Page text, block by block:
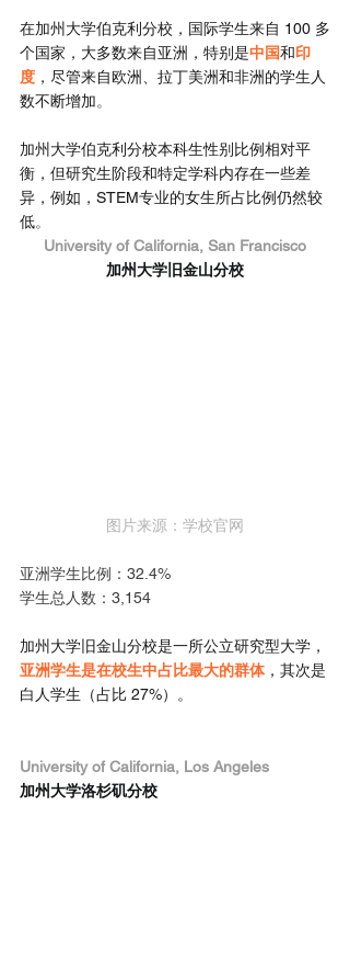
在加州大学伯克利分校，国际学生来自 100 多
个国家，大多数来自亚洲，特别是中国和印
度 ，尽管来自欧洲、拉丁美洲和非洲的学生人
数不断增加。
加州大学伯克利分校本科生性别比例相对平
衡，但研究生阶段和特定学科内存在一些差
异，例如，STEM专业的女生所占比例仍然较
低。
University of California, San Francisco
加州大学旧金山分校
图片来源：学校官网
亚洲学生比例：32.4%
学生总人数：3,154
加州大学旧金山分校是一所公立研究型大学，
亚洲学生是在校生中占比最大的群体 ，其次是
白人学生（占比 27%）。
University of California, Los Angeles
加州大学洛杉矶分校